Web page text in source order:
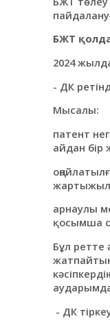
БЖТ
2024
- ДК
Мысалы:
патент
айдан бір
арнаулы
қосымша
Бұл ретте
жатпайтын
- ДК